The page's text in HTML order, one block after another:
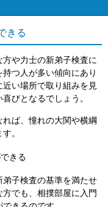
きる
や力士の新弟子検査に
つ人が多い傾向にあり
近い場所で取り組みを見
びとなるでしょう。
ば、憧れの大関や横綱
。
きる
子検査の基準を満たせ
でも、相撲部屋に入門